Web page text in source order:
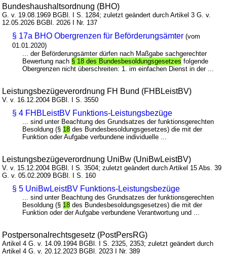
Bundeshaushaltsordnung (BHO)
G. v. 19.08.1969 BGBl. I S. 1284; zuletzt geändert durch Artikel 3 G. v.
12.05.2026 BGBl. 2026 I Nr. 137
§ 17a BHO Obergrenzen für Beförderungsämter (vom
01.01.2020)
... der Beförderungsämter dürfen nach Maßgabe sachgerechter
Bewertung nach § 18 des Bundesbesoldungsgesetzes folgende
Obergrenzen nicht überschreiten: 1. im einfachen Dienst in der ...
Leistungsbezügeverordnung FH Bund (FHBLeistBV)
V. v. 16.12.2004 BGBl. I S. 3550
§ 4 FHBLeistBV Funktions-Leistungsbezüge
... sind unter Beachtung des Grundsatzes der funktionsgerechten
Besoldung (§ 18 des Bundesbesoldungsgesetzes) die mit der
Funktion oder Aufgabe verbundene individuelle ...
Leistungsbezügeverordnung UniBw (UniBwLeistBV)
V. v. 15.12.2004 BGBl. I S. 3504; zuletzt geändert durch Artikel 15 Abs. 39
G. v. 05.02.2009 BGBl. I S. 160
§ 5 UniBwLeistBV Funktions-Leistungsbezüge
... sind unter Beachtung des Grundsatzes der funktionsgerechten
Besoldung (§ 18 des Bundesbesoldungsgesetzes) die mit der
Funktion oder der Aufgabe verbundene Verantwortung und ...
Postpersonalrechtsgesetz (PostPersRG)
Artikel 4 G. v. 14.09.1994 BGBl. I S. 2325, 2353; zuletzt geändert durch
Artikel 4 G. v. 20.12.2023 BGBl. 2023 I Nr. 389